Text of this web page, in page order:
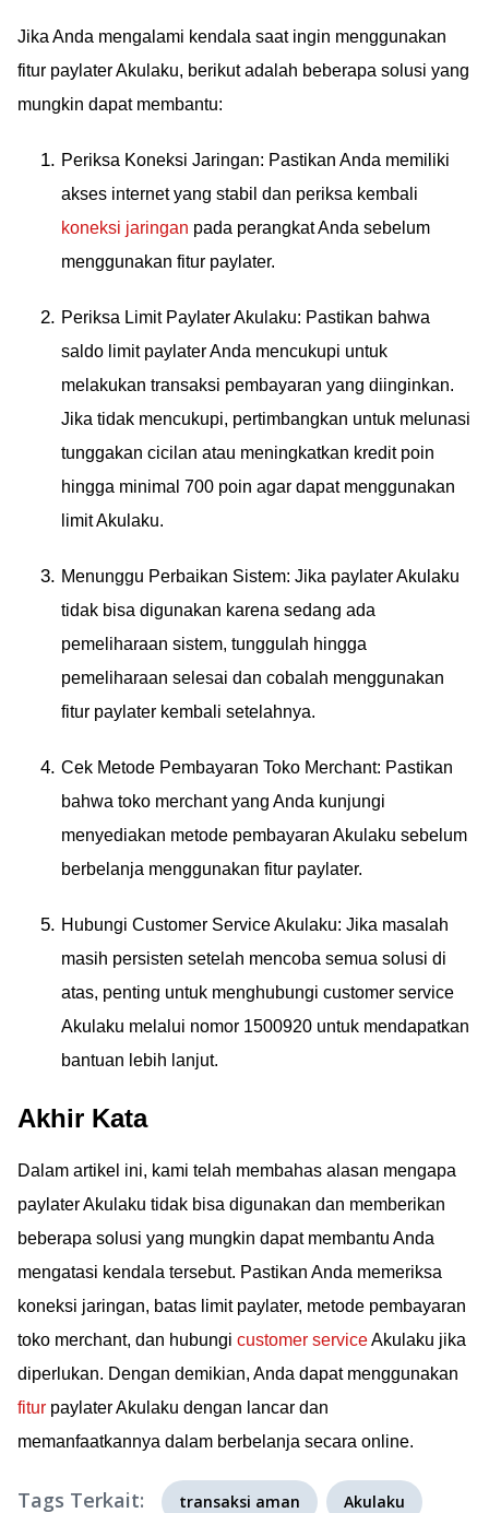
Jika Anda mengalami kendala saat ingin menggunakan
fitur paylater Akulaku, berikut adalah beberapa solusi yang
mungkin dapat membantu:
Periksa Koneksi Jaringan: Pastikan Anda memiliki
akses internet yang stabil dan periksa kembali
koneksi jaringan pada perangkat Anda sebelum
menggunakan fitur paylater.
Periksa Limit Paylater Akulaku: Pastikan bahwa
saldo limit paylater Anda mencukupi untuk
melakukan transaksi pembayaran yang diinginkan.
Jika tidak mencukupi, pertimbangkan untuk melunasi
tunggakan cicilan atau meningkatkan kredit poin
hingga minimal 700 poin agar dapat menggunakan
limit Akulaku.
Menunggu Perbaikan Sistem: Jika paylater Akulaku
tidak bisa digunakan karena sedang ada
pemeliharaan sistem, tunggulah hingga
pemeliharaan selesai dan cobalah menggunakan
fitur paylater kembali setelahnya.
Cek Metode Pembayaran Toko Merchant: Pastikan
bahwa toko merchant yang Anda kunjungi
menyediakan metode pembayaran Akulaku sebelum
berbelanja menggunakan fitur paylater.
Hubungi Customer Service Akulaku: Jika masalah
masih persisten setelah mencoba semua solusi di
atas, penting untuk menghubungi customer service
Akulaku melalui nomor 1500920 untuk mendapatkan
bantuan lebih lanjut.
Akhir Kata
Dalam artikel ini, kami telah membahas alasan mengapa
paylater Akulaku tidak bisa digunakan dan memberikan
beberapa solusi yang mungkin dapat membantu Anda
mengatasi kendala tersebut. Pastikan Anda memeriksa
koneksi jaringan, batas limit paylater, metode pembayaran
toko merchant, dan hubungi customer serviceAkulaku jika
diperlukan. Dengan demikian, Anda dapat menggunakan
fitur paylater Akulaku dengan lancar dan
memanfaatkannya dalam berbelanja secara online.
Tags Terkait: transaksi aman Akulaku